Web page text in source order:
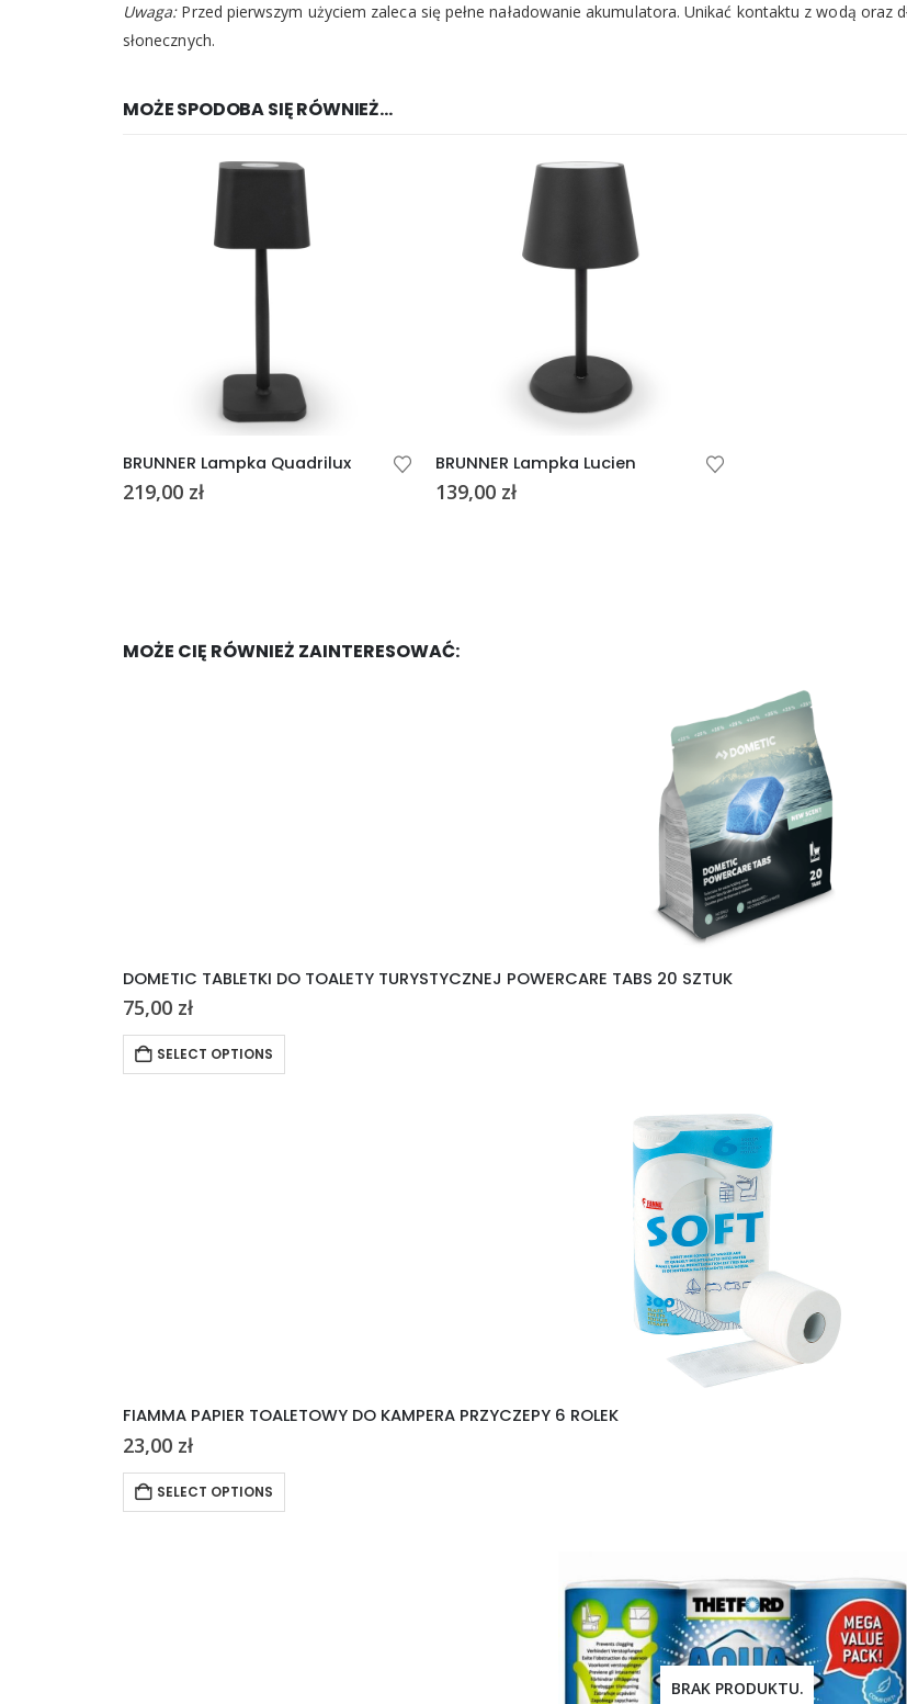
Uwaga:Przed pierwszym użyciem zaleca się pełne naładowanie akumulatora. Unikać kontaktu z wodą oraz
słonecznych.
MOŻE SPODOBA SIĘ RÓWNIEŻ…
BRUNNER Lampka Quadrilux
219,00 zł
BRUNNER Lampka Lucien
139,00 zł
MOŻE CIĘ RÓWNIEŻ ZAINTERESOWAĆ:
DOMETIC TABLETKI DO TOALETY TURYSTYCZNEJ POWERCARE TABS 20 SZTUK
75,00 zł
SELECT OPTIONS
FIAMMA PAPIER TOALETOWY DO KAMPERA PRZYCZEPY 6 ROLEK
23,00 zł
SELECT OPTIONS
BRAK PRODUKTU.